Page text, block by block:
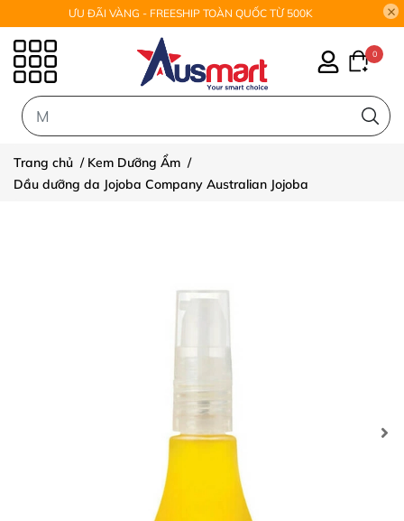
ƯU ĐÃI VÀNG - FREESHIP TOÀN QUỐC TỪ 500K
0
Trang chủ / Kem Dưỡng Ẩm /
Dầu dưỡng da Jojoba Company Australian Jojoba